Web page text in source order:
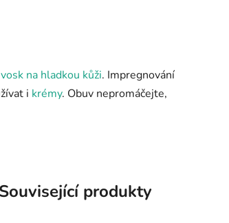
vosk na hladkou kůži. Impregnování
i krémy. Obuv nepromáčejte,
Související produkty